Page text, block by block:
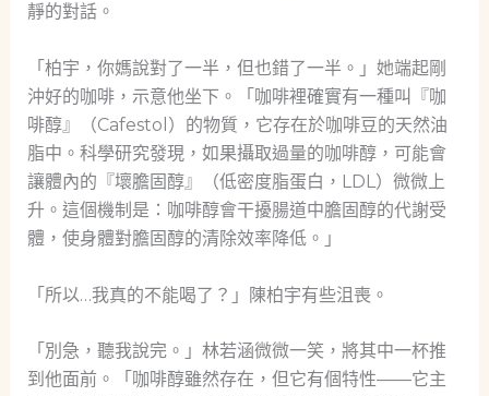
靜的對話。
「柏宇，你媽說對了一半，但也錯了一半。」她端起剛
沖好的咖啡，示意他坐下。「咖啡裡確實有一種叫『咖
啡醇』（Cafestol）的物質，它存在於咖啡豆的天然油
脂中。科學研究發現，如果攝取過量的咖啡醇，可能會
讓體內的『壞膽固醇』（低密度脂蛋白，LDL）微微上
升。這個機制是：咖啡醇會干擾腸道中膽固醇的代謝受
體，使身體對膽固醇的清除效率降低。」
「所以…我真的不能喝了？」陳柏宇有些沮喪。
「別急，聽我說完。」林若涵微微一笑，將其中一杯推
到他面前。「咖啡醇雖然存在，但它有個特性——它主